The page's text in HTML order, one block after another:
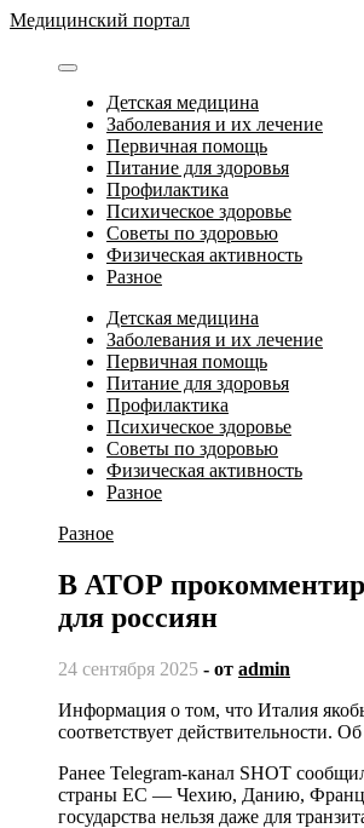
Перейти
содержимому
Медицинский портал
Детская медицина
Заболевания и их лечение
Первичная помощь
Питание для здоровья
Профилактика
Психическое здоровье
Советы по здоровью
Физическая активность
Разное
Детская медицина
Заболевания и их лечение
Первичная помощь
Питание для здоровья
Профилактика
Психическое здоровье
Советы по здоровью
Физическая активность
Разное
Разное
В АТОР
для россиян
24 сентября 2025 - от admin
Информация о том, что Италия якобы ставит в визы россиянам пометки о запрете на въезд в семь стран Евросоюза, не
соответствует действительности.
Ранее Telegram-канал SHOT
страны ЕС — Чехию, Данию,
государства нельзя даже для